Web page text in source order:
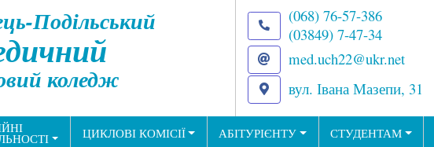
Подільський
коледж
(068) 76-57-386
(03849) 7-47-34
med.uch22@ukr.net
вул. Івана Мазепи, 31
ЦИКЛОВІ КОМІСІЇ АБІТУРІЄНТУ СТУДЕНТАМ